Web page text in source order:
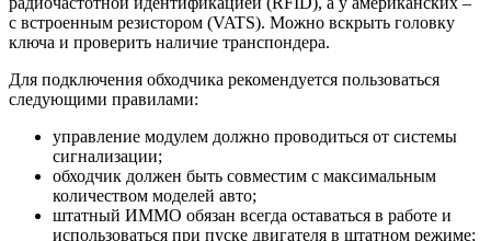
с встроенным резистором (VATS). Можно вскрыть головку
ключа и проверить наличие транспондера.
Для подключения обходчика рекомендуется пользоваться
следующими правилами:
управление модулем должно проводиться от системы
сигнализации;
обходчик должен быть совместим с максимальным
количеством моделей авто;
штатный ИММО обязан всегда оставаться в работе и
использоваться при пуске двигателя в штатном режиме;